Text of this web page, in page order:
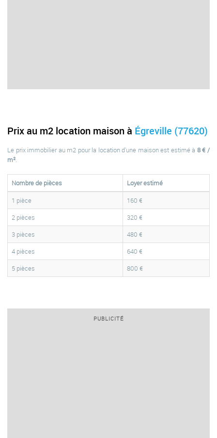
Prix au m2 location maison à Égreville (77620)
Le prix immobilier au m2 pour la location d'une maison est estimé à 8 € /
m².
Nombre de pièces
Loyer estimé
1 pièce
160 €
2 pièces
320 €
3 pièces
480 €
4 pièces
640 €
5 pièces
800 €
PUBLICITÉ